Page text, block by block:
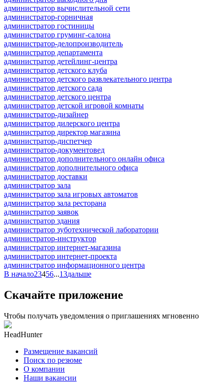
администратор вычислительной сети
администратор-горничная
администратор гостиницы
администратор груминг-салона
администратор-делопроизводитель
администратор департамента
администратор детейлинг-центра
администратор детского клуба
администратор детского развлекательного центра
администратор детского сада
администратор детского центра
администратор детской игровой комнаты
администратор-дизайнер
администратор дилерского центра
администратор директор магазина
администратор-диспетчер
администратор-документовед
администратор дополнительного онлайн офиса
администратор дополнительного офиса
администратор доставки
администратор зала
администратор зала игровых автоматов
администратор зала ресторана
администратор заявок
администратор здания
администратор зуботехнической лаборатории
администратор-инструктор
администратор интернет-магазина
администратор интернет-проекта
администратор информационного центра
В начало23456...13дальше
Скачайте приложение
Чтобы получать уведомления о приглашениях мгновенно
HeadHunter
Размещение вакансий
Поиск по резюме
О компании
Наши вакансии